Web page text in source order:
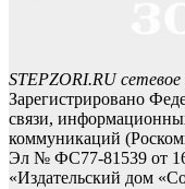
STEPZORI.RU сетевое
Зарегистрировано
связи,
коммуникаций
Эл № ФС77-81539 от
«Издательский дом